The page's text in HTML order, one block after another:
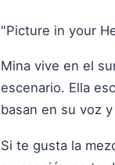
"Picture in your
Mina vive en el
escenario. Ella
basan en su voz
Si te gusta la